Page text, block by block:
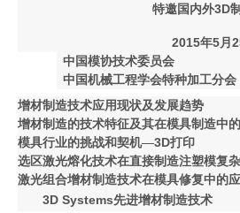
特邀国内外3D
2015年5月
中国模协技术委员会
中国机械工程学会特种加工分会
增材制造技术应用现状及发展趋势
增材制造的技术特征及其在模具制造中
模具行业的挑战和契机—3D打印
选区激光熔化技术在直接制造注塑模复
激光组合增材制造技术在模具修复中的
3D Systems先进增材制造技术